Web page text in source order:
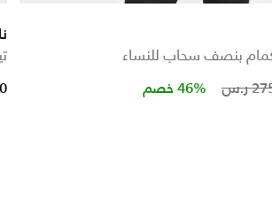
أكمام بنصف سحاب للنساء
ر.س 46% خصم
from